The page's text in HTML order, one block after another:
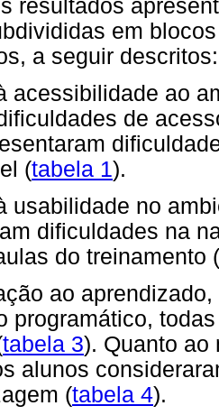
resultados
em
a seguir descritos:
acessibilidade ao
de
(tabela 1).
usabilidade no
dificuldades na
do treinamento (
ao
programático,
tabela 3). Quanto ao
alunos
(tabela 4).